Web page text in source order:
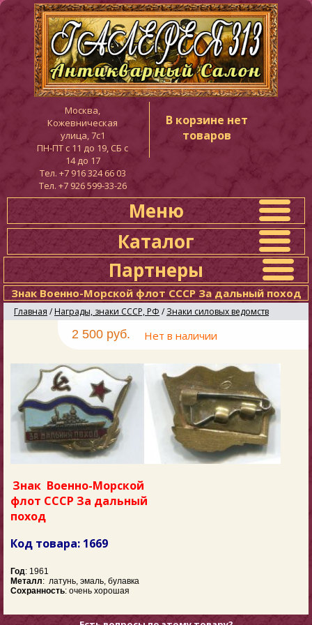
Москва,
Кожевническая
улица, 7с1
ПН-ПТ c 11 до 19, СБ с
14 до 17
Тел. +7 916 324 66 03
Тел. +7 926 599-33-26
В корзине нет
товаров
Меню
Каталог
Партнеры
Знак Военно-Морской флот СССР За дальный поход
Главная / Награды, знаки СССР, РФ / Знаки силовых ведомств
2 500 руб. Нет в наличии
Знак Военно-Морской
флот СССР За дальный
поход
Код товара: 1669
Год: 1961
Металл: латунь, эмаль, булавка
Сохранность: очень хорошая